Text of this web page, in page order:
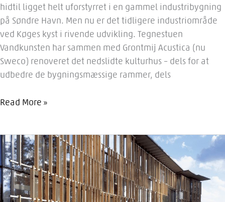
hidtil ligget helt uforstyrret i en gammel industribygning
på Søndre Havn. Men nu er det tidligere industriområde
ved Køges kyst i rivende udvikling. Tegnestuen
Vandkunsten har sammen med Grontmij Acustica (nu
Sweco) renoveret det nedslidte kulturhus – dels for at
udbedre de bygningsmæssige rammer, dels
Tapperiet
Read More »